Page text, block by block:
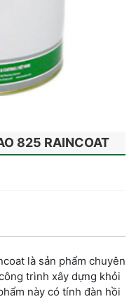
825 RAINCOAT
là sản phẩm chuyên
trình xây dựng khỏi
này có tính đàn hồi